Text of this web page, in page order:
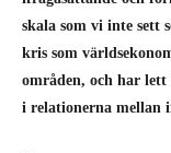
skala som vi inte sett
kris som
områden, och har
i relationerna mellan